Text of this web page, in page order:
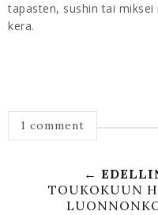
tapasten, sushin tai
kera.
1 comment
←
TOUKOKUUN